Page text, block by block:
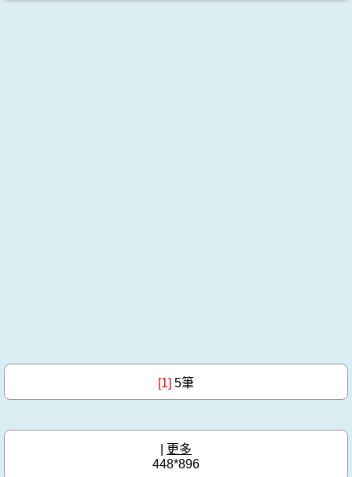
[1] 5筆
更多
448*896